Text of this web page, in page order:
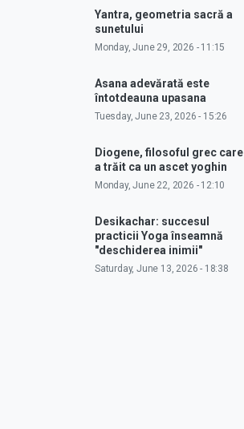
Yantra, geometria sacră a
sunetului
Monday, June 29, 2026 - 11:15
Asana adevărată este
întotdeauna upasana
Tuesday, June 23, 2026 - 15:26
Diogene, filosoful grec care
a trăit ca un ascet yoghin
Monday, June 22, 2026 - 12:10
Desikachar: succesul
practicii Yoga înseamnă
"deschiderea inimii"
Saturday, June 13, 2026 - 18:38